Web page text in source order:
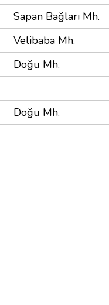
Sapan Bağları Mh.
Velibaba Mh.
Doğu Mh.
Doğu Mh.